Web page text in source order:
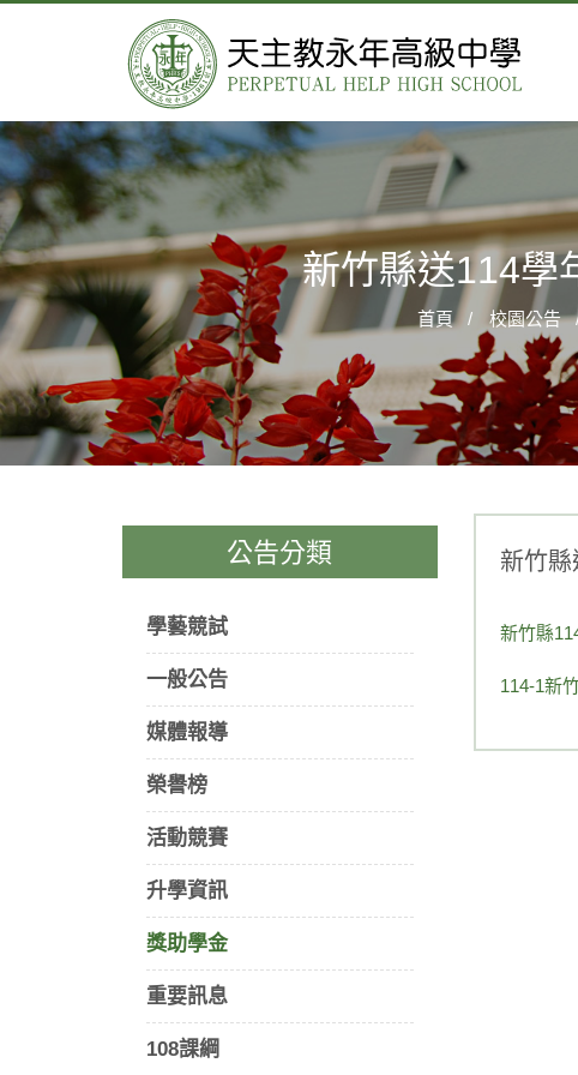
新竹縣送114學
首頁 校園公告
公告分類
學藝競試
一般公告
媒體報導
榮譽榜
活動競賽
升學資訊
獎助學金
重要訊息
108課綱
新竹
新竹縣
114-1新